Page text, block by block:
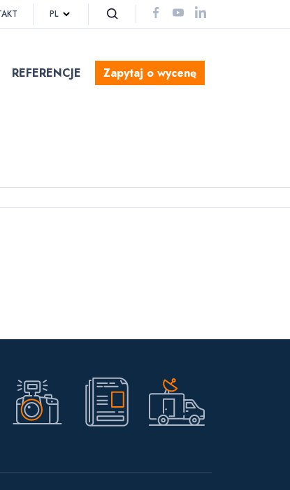
PL
REFERENCJE Zapytaj o wycenę
promocyjnych, konkursach,
nowości w ofertach handlowych.
Obowiązuje